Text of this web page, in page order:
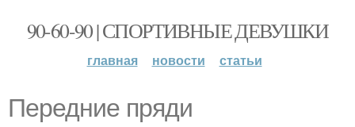
90-60-90 | СПОРТИВНЫЕ ДЕВУШКИ
главная новости статьи
Передние пряди